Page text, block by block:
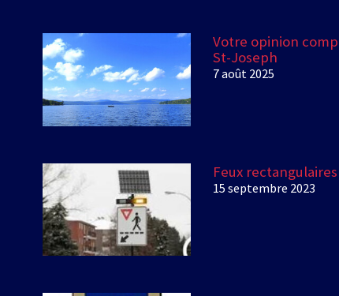
Votre opinion
St-Joseph
7 août 2025
Feux
15 septembre 2023